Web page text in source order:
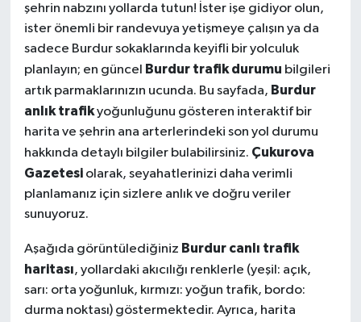
şehrin nabzını yollarda tutun! İster işe gidiyor olun,
ister önemli bir randevuya yetişmeye çalışın ya da
sadece Burdur sokaklarında keyifli bir yolculuk
planlayın; en güncel
Burdur trafik durumu bilgileri
artık parmaklarınızın ucunda. Bu sayfada, Burdur
anlık trafikyoğunluğunu gösteren interaktif bir
harita ve şehrin ana arterlerindeki son yol durumu
hakkında detaylı bilgiler bulabilirsiniz. Çukurova
Gazetesiolarak, seyahatlerinizi daha verimli
planlamanız için sizlere anlık ve doğru veriler
sunuyoruz.
Aşağıda görüntülediğiniz Burdur canlı trafik
haritası, yollardaki akıcılığı renklerle (yeşil: açık,
sarı: orta yoğunluk, kırmızı: yoğun trafik, bordo:
durma noktası) göstermektedir. Ayrıca, harita